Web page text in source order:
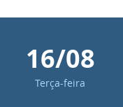
16/08
Terça-feira